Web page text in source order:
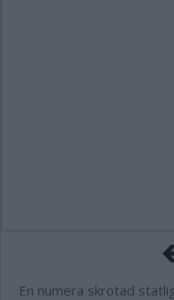
En numera skrotad